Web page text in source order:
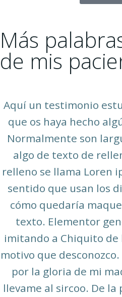
Más
de mis
Aquí un testimonio
que os haya hecho
Normalmente son
algo de texto de
relleno se llama Loren
sentido que usan los
cómo quedaría
texto. Elementor
imitando a Chiquito de
motivo que
por la gloria de mi
llevame al sircoo. De